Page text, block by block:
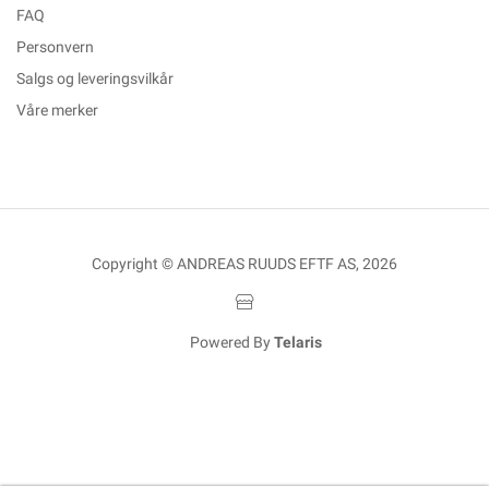
FAQ
Personvern
Salgs og leveringsvilkår
Våre merker
Copyright © ANDREAS RUUDS EFTF AS, 2026
Powered By Telaris